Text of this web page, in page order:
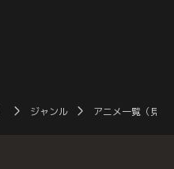
ジャンル アニメ一覧（見放